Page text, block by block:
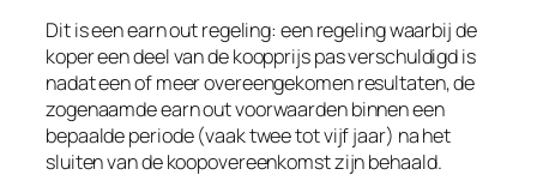
Dit is een earn out regeling: een regeling waarbij de
koper een deel van de koopprijs pas verschuldigd is
nadat een of meer overeengekomen resultaten, de
zogenaamde earn out voorwaarden binnen een
bepaalde periode (vaak twee tot vijf jaar) na het
sluiten van de koopovereenkomst zijn behaald.